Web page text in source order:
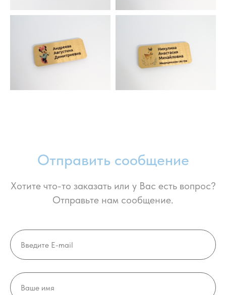
Отправить сообщение
Хотите что-то заказать или у Вас есть вопрос?
Отправьте нам сообщение.